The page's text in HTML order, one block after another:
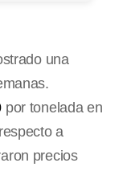
una
por tonelada en
a
precios